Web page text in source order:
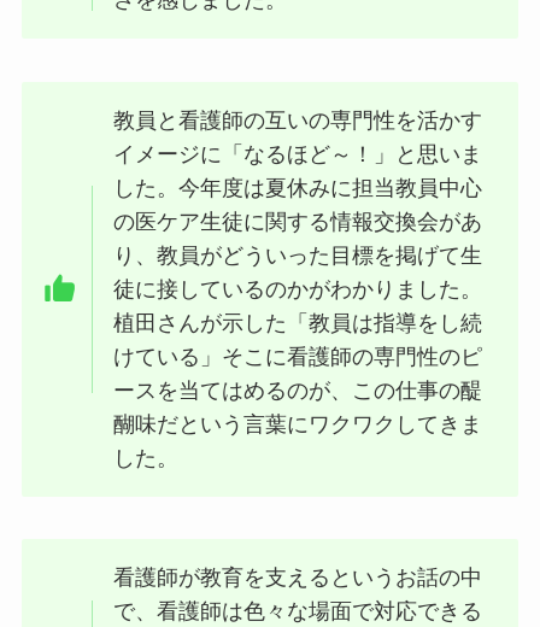
教員と看護師の互いの専門性を活かす
イメージに「なるほど～！」と思いま
した。今年度は夏休みに担当教員中心
の医ケア生徒に関する情報交換会があ
り、教員がどういった目標を掲げて生
徒に接しているのかがわかりました。
植田さんが示した「教員は指導をし続
けている」そこに看護師の専門性のピ
ースを当てはめるのが、この仕事の醍
醐味だという言葉にワクワクしてきま
した。
看護師が教育を支えるというお話の中
で、看護師は色々な場面で対応できる